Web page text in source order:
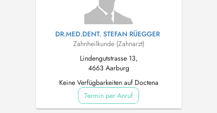
DR.MED.DENT. STEFAN RÜEGGER
Zahnheilkunde (Zahnarzt)
Lindengutstrasse 13,
4663 Aarburg
Keine Verfügbarkeiten auf Doctena
Termin per Anruf